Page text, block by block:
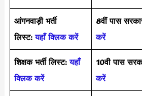
आंगनवाड़ी भर्ती
लिस्ट: यहाँ क्लिक करें
8वीं पास
करें
शिक्षक भर्ती लिस्ट: यहाँ
क्लिक करें
10वी पास
करें